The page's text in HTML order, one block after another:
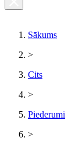
Sākums
>
Cits
>
Piederumi
>